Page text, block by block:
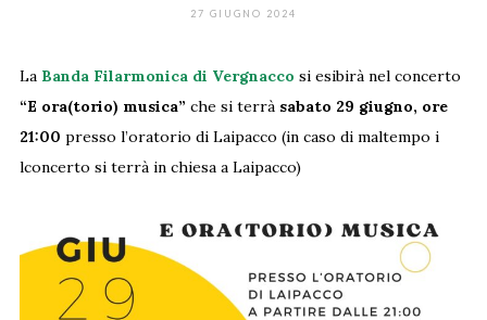
27 GIUGNO 2024
La Banda Filarmonica di Vergnacco si esibirà nel concerto
“E ora(torio) musica” che si terrà sabato 29 giugno, ore
21:00 presso l’oratorio di Laipacco (in caso di maltempo i
lconcerto si terrà in chiesa a Laipacco)